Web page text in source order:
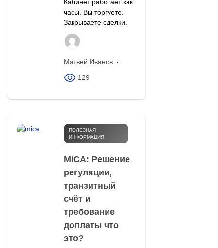
Кабинет работает как
часы. Вы торгуете.
Закрываете сделки.
Матвей Иванов
129
ПОЛЕЗНАЯ
ИНФОРМАЦИЯ
MiCA: Решение
регуляции,
транзитный
счёт и
требование
доплаты что
это?